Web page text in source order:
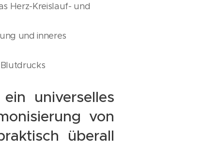
Herz-Kreislauf- und
und inneres
universelles
von
überall